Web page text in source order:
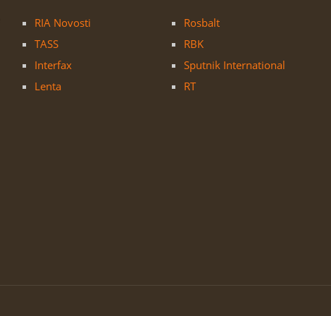
RIA Novosti
TASS
Interfax
Lenta
Rosbalt
RBK
Sputnik International
RT